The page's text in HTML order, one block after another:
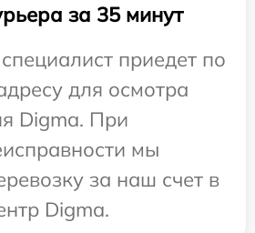
за 35 минут
приедет по
для осмотра
Digma. При
мы
за наш счет в
Digma.